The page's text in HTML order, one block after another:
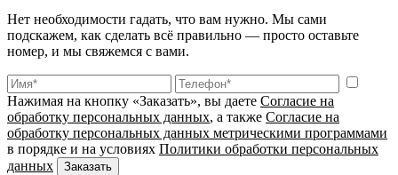
Нет необходимости гадать, что вам нужно. Мы сами
подскажем, как сделать всё правильно — просто оставьте
номер, и мы свяжемся с вами.
Нажимая на кнопку «Заказать», вы даете Согласие на
обработку персональных данных, а также Согласие на
обработку персональных данных метрическими программами
в порядке и на условиях Политики обработки персональных
данных
Заказать